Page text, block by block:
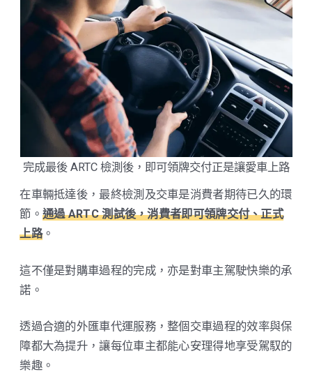
完成最後 ARTC 檢測後，即可領牌交付正是讓愛車上路
在車輛抵達後，最終檢測及交車是消費者期待已久的環
節。 通過 ARTC 測試後，消費者即可領牌交付、正式
上路。
這不僅是對購車過程的完成，亦是對車主駕駛快樂的承
諾。
透過合適的外匯車代運服務，整個交車過程的效率與保
障都大為提升，讓每位車主都能心安理得地享受駕馭的
樂趣。